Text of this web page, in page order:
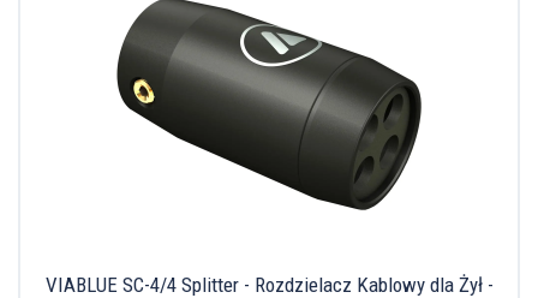
VIABLUE SC-4/4 Splitter - Rozdzielacz Kablowy dla Żył -